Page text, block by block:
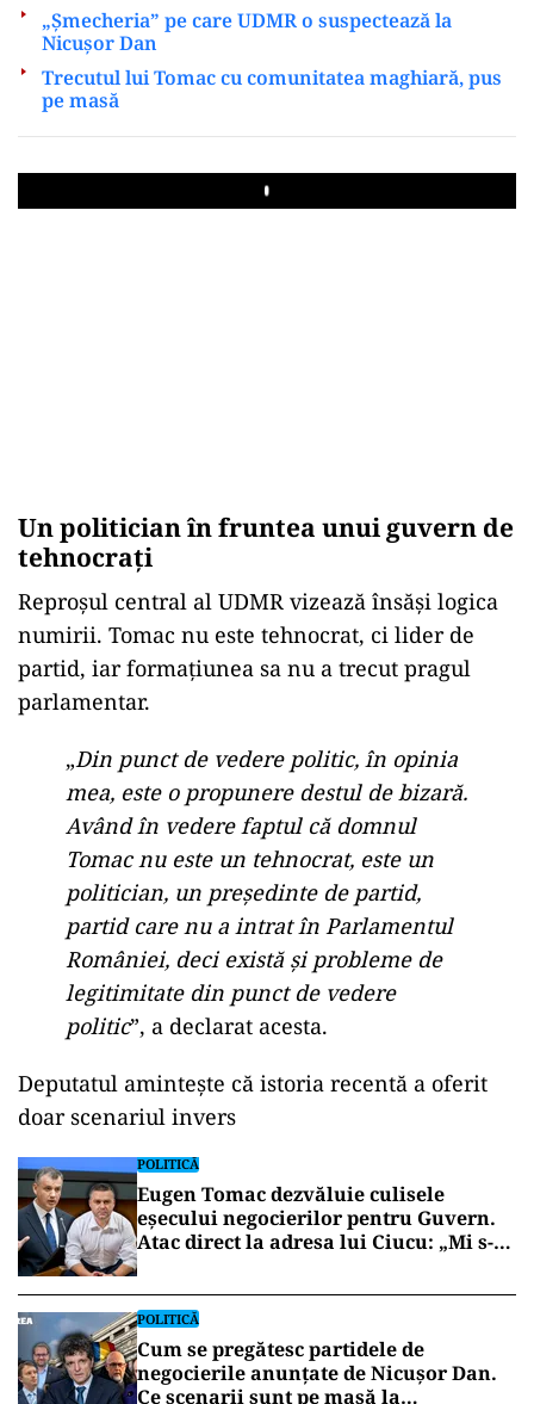
„Șmecheria” pe care UDMR o suspectează la
Nicușor Dan
Trecutul lui Tomac cu comunitatea maghiară, pus
pe masă
Play
Un politician în fruntea unui guvern de
tehnocrați
Reproșul central al UDMR vizează însăși logica
numirii. Tomac nu este tehnocrat, ci lider de
partid, iar formațiunea sa nu a trecut pragul
parlamentar.
„Din punct de vedere politic, în opinia
mea, este o propunere destul de bizară.
Având în vedere faptul că domnul
Tomac nu este un tehnocrat, este un
politician, un președinte de partid,
partid care nu a intrat în Parlamentul
României, deci există și probleme de
legitimitate din punct de vedere
politic”, a declarat acesta.
Deputatul amintește că istoria recentă a oferit
doar scenariul invers
POLITICĂ
Eugen Tomac dezvăluie culisele
eșecului negocierilor pentru Guvern.
Atac direct la adresa lui Ciucu: „Mi s-a
POLITICĂ
Cum se pregătesc partidele de
negocierile anunțate de Nicușor Dan.
Ce scenarii sunt pe masă la